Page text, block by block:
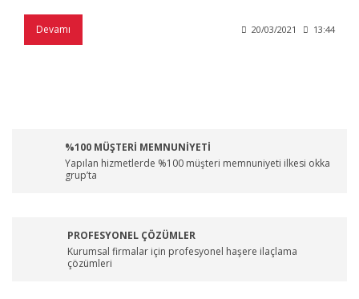
Devamı 20/03/2021 13:44
%100 MÜŞTERİ MEMNUNİYETİ
Yapılan hizmetlerde %100 müşteri memnuniyeti ilkesi okka
grup’ta
PROFESYONEL ÇÖZÜMLER
Kurumsal firmalar için profesyonel haşere ilaçlama
çözümleri